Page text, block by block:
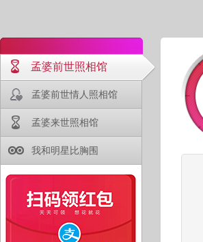
孟婆前世照相馆
孟婆前世情人照相馆
孟婆来世照相馆
我和明星比胸围